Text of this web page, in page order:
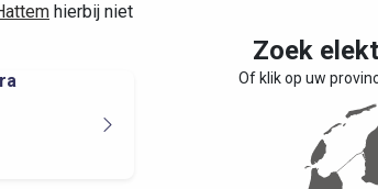
hierbij niet
Zoek
Of klik op uw